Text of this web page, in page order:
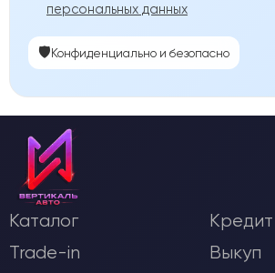
персональных данных
🛡️Конфиденциально и безопасно
Каталог
Кредит
Trade-in
Выкуп